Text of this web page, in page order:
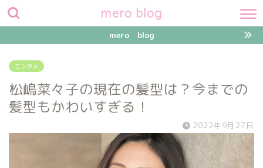
mero blog
mero blog
エンタメ
松嶋菜々子の現在の髪型は？今までの
髪型もかわいすぎる！
2022年9月27日